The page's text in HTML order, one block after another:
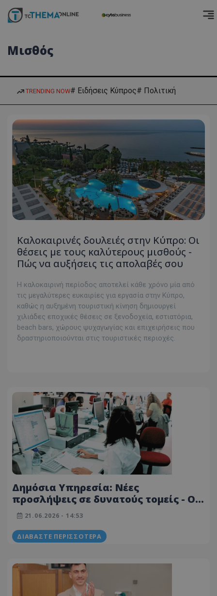
Μισθός
TRENDING NOW# Ειδήσεις Κύπρος# Πολιτική
Καλοκαιρινές δουλειές στην Κύπρο: Οι
θέσεις με τους καλύτερους μισθούς -
Πώς να αυξήσεις τις απολαβές σου
Η καλοκαιρινή περίοδος αποτελεί κάθε χρόνο μία από
τις μεγαλύτερες ευκαιρίες για εργασία στην Κύπρο,
καθώς η αυξημένη τουριστική κίνηση δημιουργεί
χιλιάδες εποχικές θέσεις σε ξενοδοχεία, εστιατόρια,
beach bars, χώρους ψυχαγωγίας και επιχειρήσεις που
δραστηριοποιούνται στις τουριστικές περιοχές.
Δημόσια Υπηρεσία: Νέες
προσλήψεις σε δυνατούς τομείς - Οι
κενές διαθέσιμες θέσεις - Έως Α14
κλίμακα οι μισθοί
21.06.2026 - 14:53
ΔΙΑΒΆΣΤΕ ΠΕΡΙΣΣΌΤΕΡΑ